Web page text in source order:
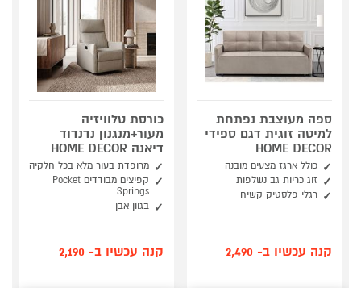
ספה מעוצבת נפתחת
למיטה זוגית דגם ספידי
HOME DECOR
כולל ארגז מצעים מובנה
זוג כריות גב נשלפות
רגלי פלסטיק קשיח
קנה עכשיו ב- 2,490
כורסת טלוויזיה
מעור+מנגנון נדנדוד
דיאנה HOME DECOR
מרופדת בעור מלא בכל חלקיה
קפיצים מבודדים Pocket
Springs
בגוון אבן
קנה עכשיו ב- 2,190